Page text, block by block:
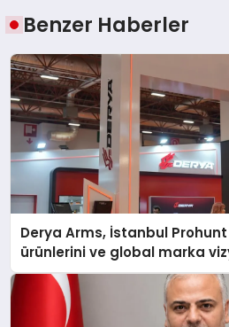
Benzer Haberler
Derya Arms, İstanbul
ürünlerini ve global marka